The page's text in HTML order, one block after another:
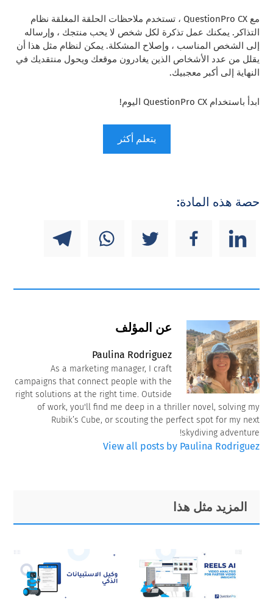
مع QuestionPro CX ، تستخدم ملاحظات الحلقة المغلقة نظام
التذاكر. يمكنك عمل تذكرة لكل شخص لا يحب منتجك ، وإرساله
إلى الشخص المناسب ، وإصلاح المشكلة. يمكن لنظام مثل هذا أن
يقلل من عدد الأشخاص الذين يغادرون موقعك ويحول منتقديك في
النهاية إلى أكبر معجبيك.
ابدأ باستخدام QuestionPro CX اليوم!
يتعلم أكثر
حصة هذه المادة:
عن المؤلف
Paulina Rodriguez
As a marketing manager, I craft
campaigns that connect people with the
right solutions at the right time. Outside
of work, you'll find me deep in a thriller novel, solving my
Rubik’s Cube, or scouting the perfect spot for my next
skydiving adventure!
View all posts by Paulina Rodriguez
Primary
Sidebar
Footer
المزيد مثل هذا